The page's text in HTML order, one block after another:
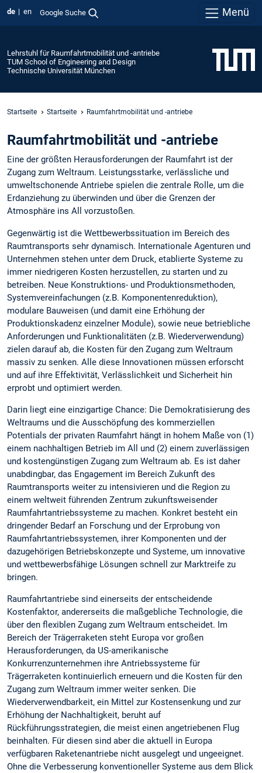
de en Google Suche Menü
Lehrstuhl für Raumfahrtmobilität und -antriebe
TUM School of Engineering and Design
Technische Universität München
Startseite Startseite Raumfahrtmobilität und -antriebe
Raumfahrtmobilität und -antriebe
Eine der größten Herausforderungen der Raumfahrt ist der
Zugang zum Weltraum. Leistungsstarke, verlässliche und
umweltschonende Antriebe spielen die zentrale Rolle, um die
Erdanziehung zu überwinden und über die Grenzen der
Atmosphäre ins All vorzustoßen.
Gegenwärtig ist die Wettbewerbssituation im Bereich des
Raumtransports sehr dynamisch. Internationale Agenturen und
Unternehmen stehen unter dem Druck, etablierte Systeme zu
immer niedrigeren Kosten herzustellen, zu starten und zu
betreiben. Neue Konstruktions- und Produktionsmethoden,
Systemvereinfachungen (z.B. Komponentenreduktion),
modulare Bauweisen (und damit eine Erhöhung der
Produktionskadenz einzelner Module), sowie neue betriebliche
Anforderungen und Funktionalitäten (z.B. Wiederverwendung)
zielen darauf ab, die Kosten für den Zugang zum Weltraum
massiv zu senken. Alle diese Innovationen müssen erforscht
und auf ihre Effektivität, Verlässlichkeit und Sicherheit hin
erprobt und optimiert werden.
Darin liegt eine einzigartige Chance: Die Demokratisierung des
Weltraums und die Ausschöpfung des kommerziellen
Potentials der privaten Raumfahrt hängt in hohem Maße von (1)
einem nachhaltigen Betrieb im All und (2) einem zuverlässigen
und kostengünstigen Zugang zum Weltraum ab. Es ist daher
unabdingbar, das Engagement im Bereich Zukunft des
Raumtransports weiter zu intensivieren und die Region zu
einem weltweit führenden Zentrum zukunftsweisender
Raumfahrtantriebssysteme zu machen. Konkret besteht ein
dringender Bedarf an Forschung und der Erprobung von
Raumfahrtantriebssystemen, ihrer Komponenten und der
dazugehörigen Betriebskonzepte und Systeme, um innovative
und wettbewerbsfähige Lösungen schnell zur Marktreife zu
bringen.
Raumfahrtantriebe sind einerseits der entscheidende
Kostenfaktor, andererseits die maßgebliche Technologie, die
über den flexiblen Zugang zum Weltraum entscheidet. Im
Bereich der Trägerraketen steht Europa vor großen
Herausforderungen, da US-amerikanische
Konkurrenzunternehmen ihre Antriebssysteme für
Trägerraketen kontinuierlich erneuern und die Kosten für den
Zugang zum Weltraum immer weiter senken. Die
Wiederverwendbarkeit, ein Mittel zur Kostensenkung und zur
Erhöhung der Nachhaltigkeit, beruht auf
Rückführungsstrategien, die meist einen angetriebenen Flug
beinhalten. Für diesen sind aber die aktuell in Europa
verfügbaren Raketenantriebe nicht ausgelegt und ungeeignet.
Ohne die Verbesserung konventioneller Systeme aus dem Blick